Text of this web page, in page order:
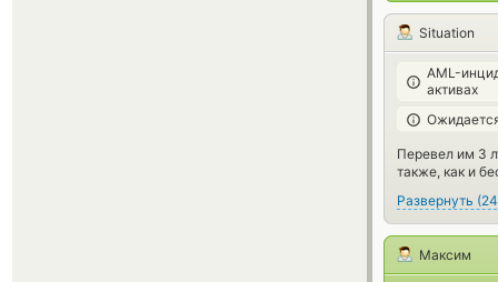
Situation
AML-
активах
Перевел им 3
также, как и
Развернуть (24
Максим